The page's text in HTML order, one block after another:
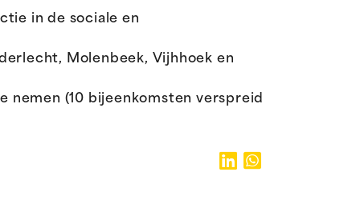
in de sociale en
Molenbeek, Vijhhoek en
nemen (10 bijeenkomsten verspreid